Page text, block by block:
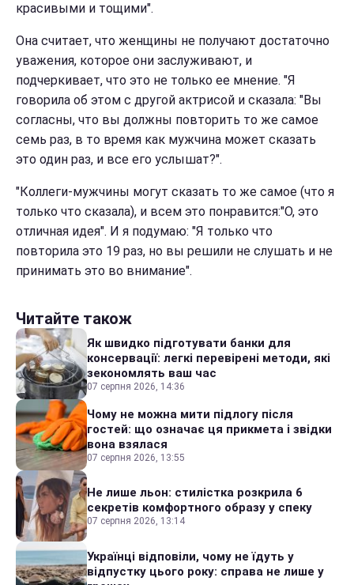
красивыми и тощими".
Она считает, что женщины не получают достаточно
уважения, которое они заслуживают, и
подчеркивает, что это не только ее мнение. "Я
говорила об этом с другой актрисой и сказала: "Вы
согласны, что вы должны повторить то же самое
семь раз, в то время как мужчина может сказать
это один раз, и все его услышат?".
"Коллеги-мужчины могут сказать то же самое (что я
только что сказала), и всем это понравится:"О, это
отличная идея". И я подумаю: "Я только что
повторила это 19 раз, но вы решили не слушать и не
принимать это во внимание".
Читайте також
Як швидко підготувати банки для
консервації: легкі перевірені методи, які
зекономлять ваш час
07 серпня 2026, 14:36
Чому не можна мити підлогу після
гостей: що означає ця прикмета і звідки
вона взялася
07 серпня 2026, 13:55
Не лише льон: стилістка розкрила 6
секретів комфортного образу у спеку
07 серпня 2026, 13:14
Українці відповіли, чому не їдуть у
відпустку цього року: справа не лише у